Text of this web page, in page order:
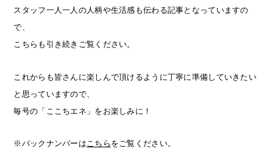
スタッフ一人一人の人柄や生活感も伝わる記事となっていますの
で、
こちらも引き続きご覧ください。
これからも皆さんに楽しんで頂けるように丁寧に準備していきたい
と思っていますので、
毎号の「ここちエネ」をお楽しみに！
※バックナンバーはこちら をご覧ください。